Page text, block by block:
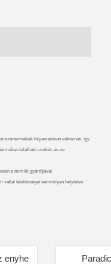
folyamatosan változnak, így
található címkét, és ne
a termék gyártójával.
vállal felelősséget semmilyen helytelen
enyhe